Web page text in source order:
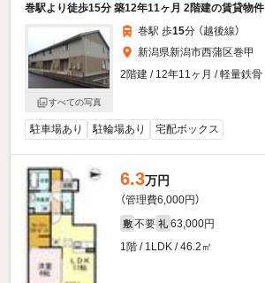
巻駅より徒歩15分 築12年11ヶ月 2階建の賃貸物件
すべての写真
巻駅 歩15分 （越後線）
新潟県新潟市西蒲区巻甲
2階建 / 12年11ヶ月 / 軽量鉄骨
駐車場あり 駐輪場あり 宅配ボックス
6.3万円
（管理費6,000円）
敷 不要 礼 63,000円
1階 / 1LDK / 46.2㎡